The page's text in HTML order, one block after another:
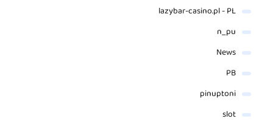
lazybar-casino.pl - PL
n_pu
News
PB
pinuptoni
slot